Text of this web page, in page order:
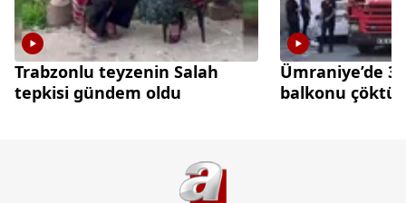
Trabzonlu teyzenin Salah
tepkisi gündem oldu
Ümraniye’de 3
balkonu çöktü